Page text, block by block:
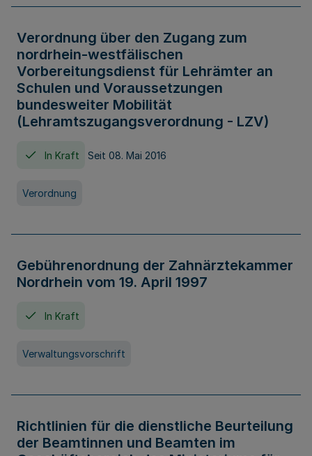
Verordnung über den Zugang zum
nordrhein-westfälischen
Vorbereitungsdienst für Lehrämter an
Schulen und Voraussetzungen
bundesweiter Mobilität
(Lehramtszugangsverordnung - LZV)
In Kraft Seit 08. Mai 2016
Verordnung
Gebührenordnung der Zahnärztekammer
Nordrhein vom 19. April 1997
In Kraft
Verwaltungsvorschrift
Richtlinien für die dienstliche Beurteilung
der Beamtinnen und Beamten im